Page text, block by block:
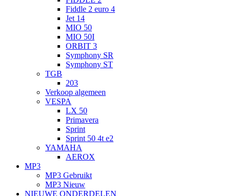
Fiddle 2 euro 4
Jet 14
MIO 50
MIO 50I
ORBIT 3
Symphony SR
Symphony ST
TGB
203
Verkoop algemeen
VESPA
LX 50
Primavera
Sprint
Sprint 50 4t e2
YAMAHA
AEROX
MP3
MP3 Gebruikt
MP3 Nieuw
NIEUWE ONDERDELEN